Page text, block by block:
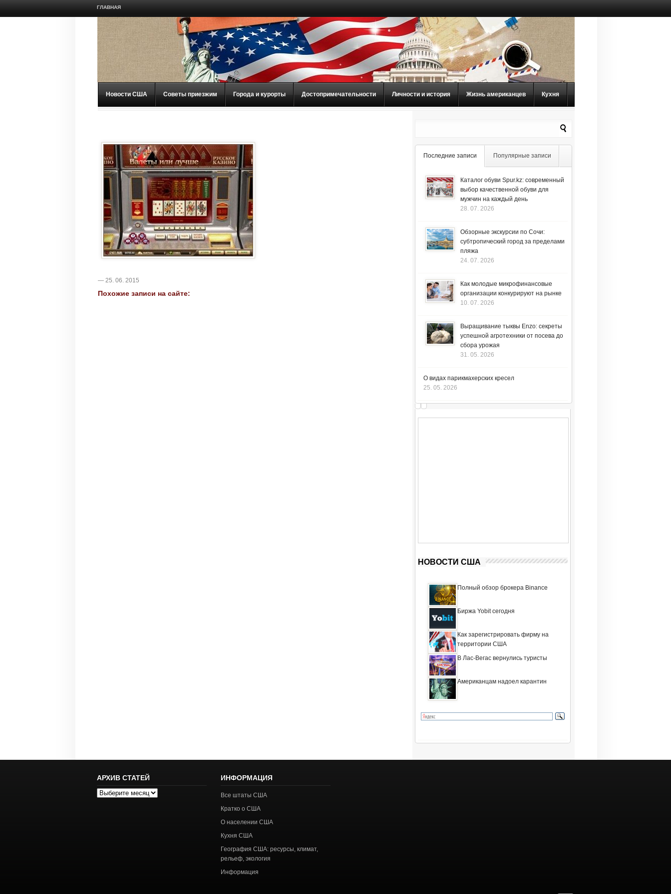
ГЛАВНАЯ
Новости США Советы приезжим Города и курорты Достопримечательности Личности и история Жизнь американцев Кухня
— 25. 06. 2015
Похожие записи на сайте:
Последние записи Популярные записи
Каталог обуви Spur.kz: современный
выбор качественной обуви для
мужчин на каждый день
28. 07. 2026
Обзорные экскурсии по Сочи:
субтропический город за пределами
пляжа
24. 07. 2026
Как молодые микрофинансовые
организации конкурируют на рынке
10. 07. 2026
Выращивание тыквы Enzo: секреты
успешной агротехники от посева до
сбора урожая
31. 05. 2026
О видах парикмахерских кресел
25. 05. 2026
НОВОСТИ США
Полный обзор брокера Binance
Биржа Yobit сегодня
Как зарегистрировать фирму на
территории США
В Лас-Вегас вернулись туристы
Американцам надоел карантин
АРХИВ СТАТЕЙ
Архив
ИНФОРМАЦИЯ
Все штаты США
Кратко о США
О населении США
Кухня США
География США: ресурсы, климат,
рельеф, экология
Информация